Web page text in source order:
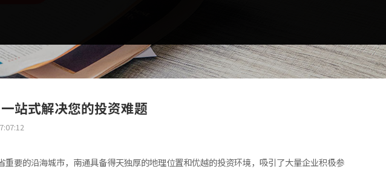
站式解决您的投资难题
要的沿海城市，南通具备得天独厚的地理位置和优越的投资环境，吸引了大量企业积极参